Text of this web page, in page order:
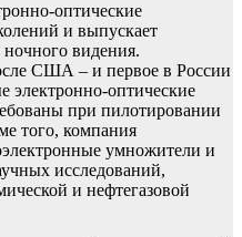
оптические
и выпускает
видения.
США – и первое в России
электронно-оптические
при пилотировании
того, компания
умножители и
исследований,
и нефтегазовой